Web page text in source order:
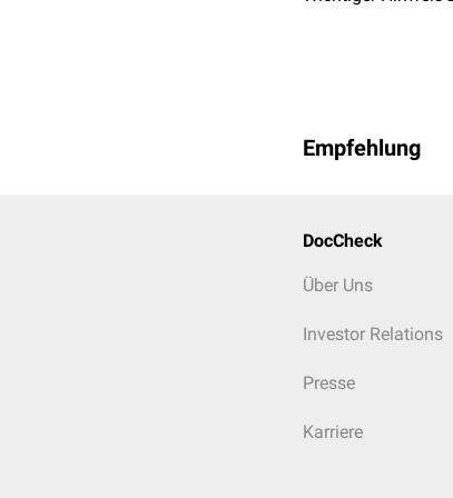
Empfehlung
DocCheck
Über Uns
Investor Relations
Presse
Karriere